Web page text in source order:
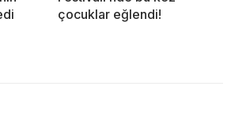
çocuklar eğlendi!